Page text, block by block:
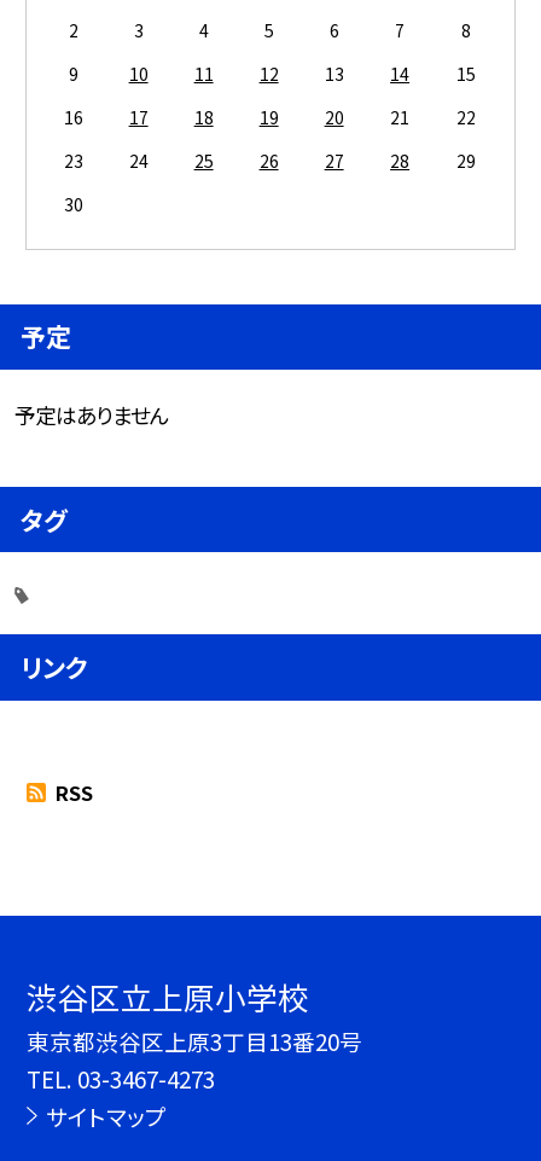
2
3 4 5 6 7
8
9
10 11 12 13 14
15
16
17 18 19 20 21
22
23
24 25 26 27 28
29
30
予定
予定はありません
タグ
リンク
RSS
渋谷区立上原小学校
東京都渋谷区上原3丁目13番20号
TEL. 03-3467-4273
サイトマップ